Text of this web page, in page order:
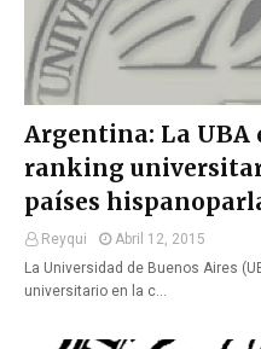
Argentina: La UBA
ranking
países
Reyqui
Abril 12, 2015
La Universidad de Buenos Aires
universitario en la c…